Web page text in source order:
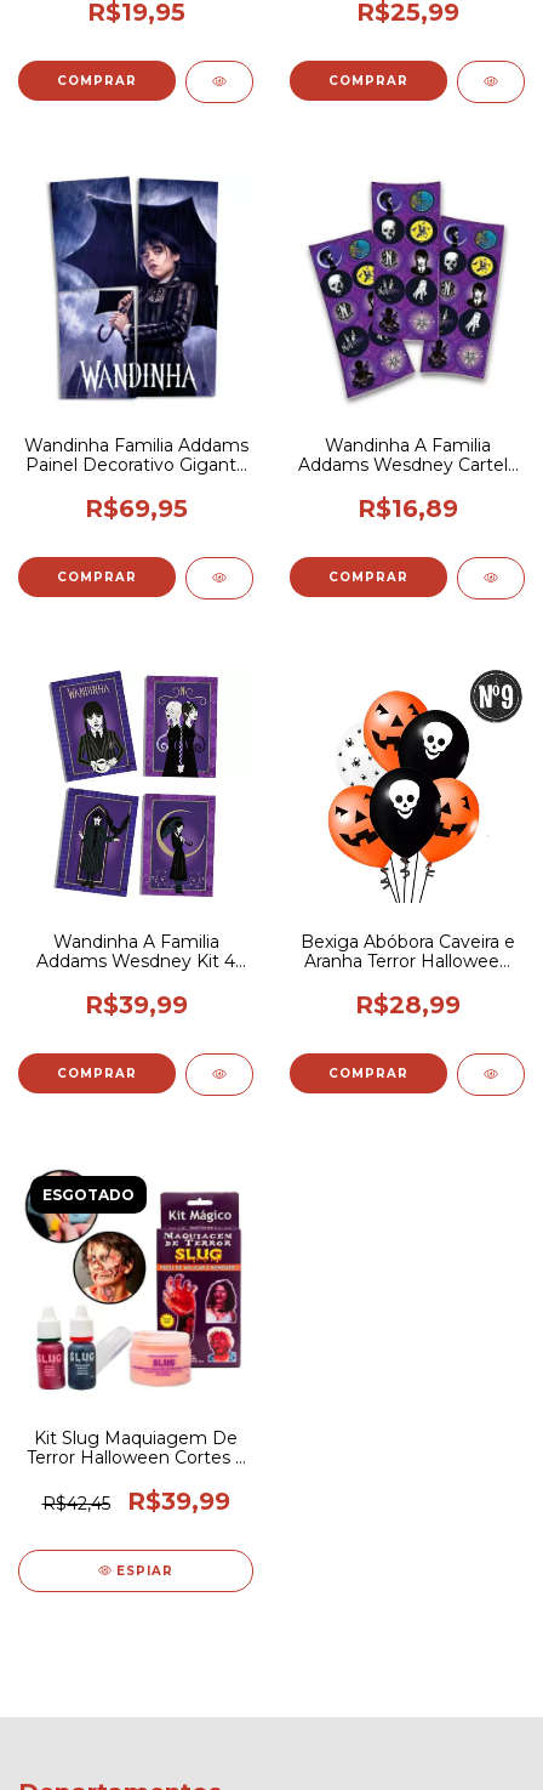
R$19,95 R$25,99
COMPRAR
Wandinha Familia Addams
Painel Decorativo Gigante
R$69,95
Wandinha A Familia
Addams Wesdney Cartela
Unidades
R$16,89
Wandinha A Familia
Addams Wesdney Kit 4
Decorativos Poster
R$39,99
Bexiga Abóbora Caveira e
Aranha Terror Halloween
R$28,99
COMPRAR
ESGOTADO
Kit Slug Maquiagem De
Terror Halloween Cortes e
R$42,45
R$39,99
ESPIAR